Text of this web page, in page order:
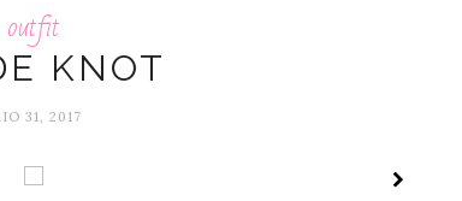
outfit
KNOT
31, 2017